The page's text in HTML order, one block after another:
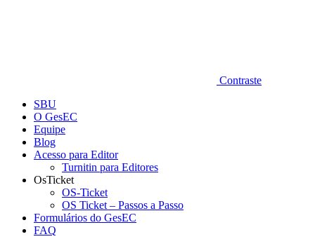
Contraste
SBU
O GesEC
Equipe
Blog
Acesso para Editor
Turnitin para Editores
OsTicket
OS-Ticket
OS Ticket – Passos a Passo
Formulários do GesEC
FAQ